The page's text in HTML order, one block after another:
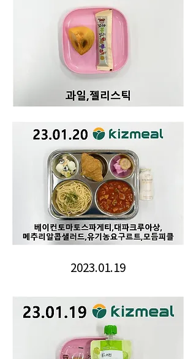
2023.01.19